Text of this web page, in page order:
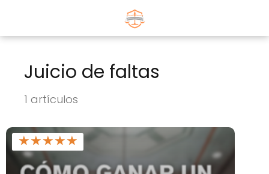
Juicio de faltas
1 artículos
★★★★★